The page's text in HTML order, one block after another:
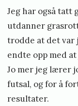
Jeg har også tatt
utdanner
trodde at det var
endte opp med
Jo mer jeg lærer
futsal, og for å
resultater.